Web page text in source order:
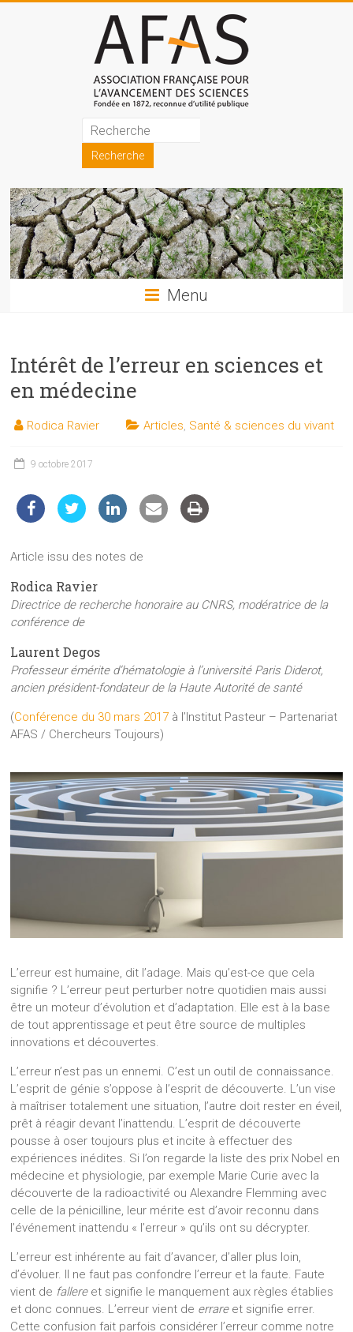
Association
française
pour
l'avancement
des
sciences
les
sciences
et
les
auprès
public
Menu
Intérêt de l’erreur en sciences et
en médecine
Rodica Ravier Articles Santé & sciences du vivant
9 octobre 2017
Article issu des notes de
Rodica Ravier
Directrice de recherche honoraire au CNRS, modératrice de la
conférence de
Laurent Degos
Professeur émérite d’hématologie à l’université Paris Diderot,
ancien président-fondateur de la Haute Autorité de santé
(Conférence du 30 mars 2017 à l’Institut Pasteur – Partenariat
AFAS / Chercheurs Toujours)
L’erreur est humaine, dit l’adage. Mais qu’est-ce que cela
signifie ? L’erreur peut perturber notre quotidien mais aussi
être un moteur d’évolution et d’adaptation. Elle est à la base
de tout apprentissage et peut être source de multiples
innovations et découvertes.
L’erreur n’est pas un ennemi. C’est un outil de connaissance.
L’esprit de génie s’oppose à l’esprit de découverte. L’un vise
à maîtriser totalement une situation, l’autre doit rester en éveil,
prêt à réagir devant l’inattendu. L’esprit de découverte
pousse à oser toujours plus et incite à effectuer des
expériences inédites. Si l’on regarde la liste des prix Nobel en
médecine et physiologie, par exemple Marie Curie avec la
découverte de la radioactivité ou Alexandre Flemming avec
celle de la pénicilline, leur mérite est d’avoir reconnu dans
l’événement inattendu « l’erreur » qu’ils ont su décrypter.
L’erreur est inhérente au fait d’avancer, d’aller plus loin,
d’évoluer. Il ne faut pas confondre l’erreur et la faute. Faute
vient de fallereet signifie le manquement aux règles établies
et donc connues. L’erreur vient de errareet signifie errer.
Cette confusion fait parfois considérer l’erreur comme notre